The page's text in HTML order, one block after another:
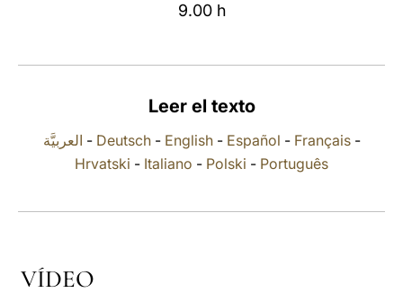
9.00 h
Leer el texto
العربيَّة - Deutsch- English- Español - Français-
Hrvatski - Italiano - Polski - Português
VÍDEO